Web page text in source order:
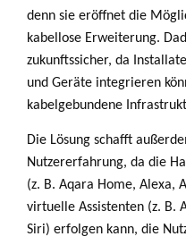
denn sie eröffnet die
kabellose Erweiterung.
zukunftssicher, da
und Geräte integrieren
kabelgebundene
Die Lösung schafft
Nutzererfahrung, da die
(z. B. Aqara Home, Alexa,
virtuelle Assistenten (z. B.
Siri) erfolgen kann, die